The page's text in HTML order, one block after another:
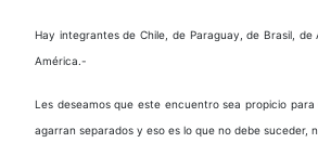
Hay integrantes de Chile, de Paraguay, de Brasil,
América.-
Les deseamos que este encuentro sea propicio
agarran separados y eso es lo que no debe suceder,